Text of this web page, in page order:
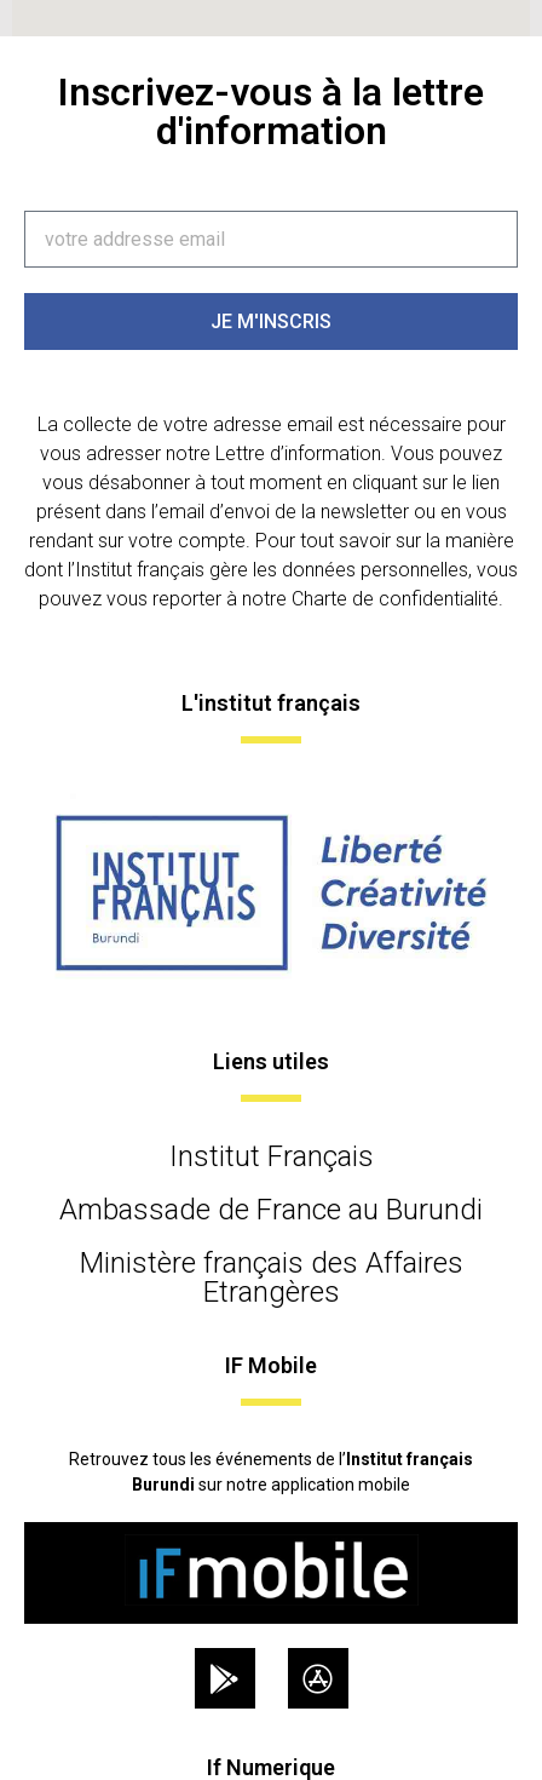
Inscrivez-vous à la lettre
d'information
JE M'INSCRIS
La collecte de votre adresse email est nécessaire pour
vous adresser notre Lettre d’information. Vous pouvez
vous désabonner à tout moment en cliquant sur le lien
présent dans l’email d’envoi de la newsletter ou en vous
rendant sur votre compte. Pour tout savoir sur la manière
dont l’Institut français gère les données personnelles, vous
pouvez vous reporter à notre Charte de confidentialité.
L'institut français
Liens utiles
Institut Français
Ambassade de France au Burundi
Ministère français des Affaires
Etrangères
IF Mobile
Retrouvez tous les événements de l’ Institut français
Burundi sur notre application mobile
If Numerique